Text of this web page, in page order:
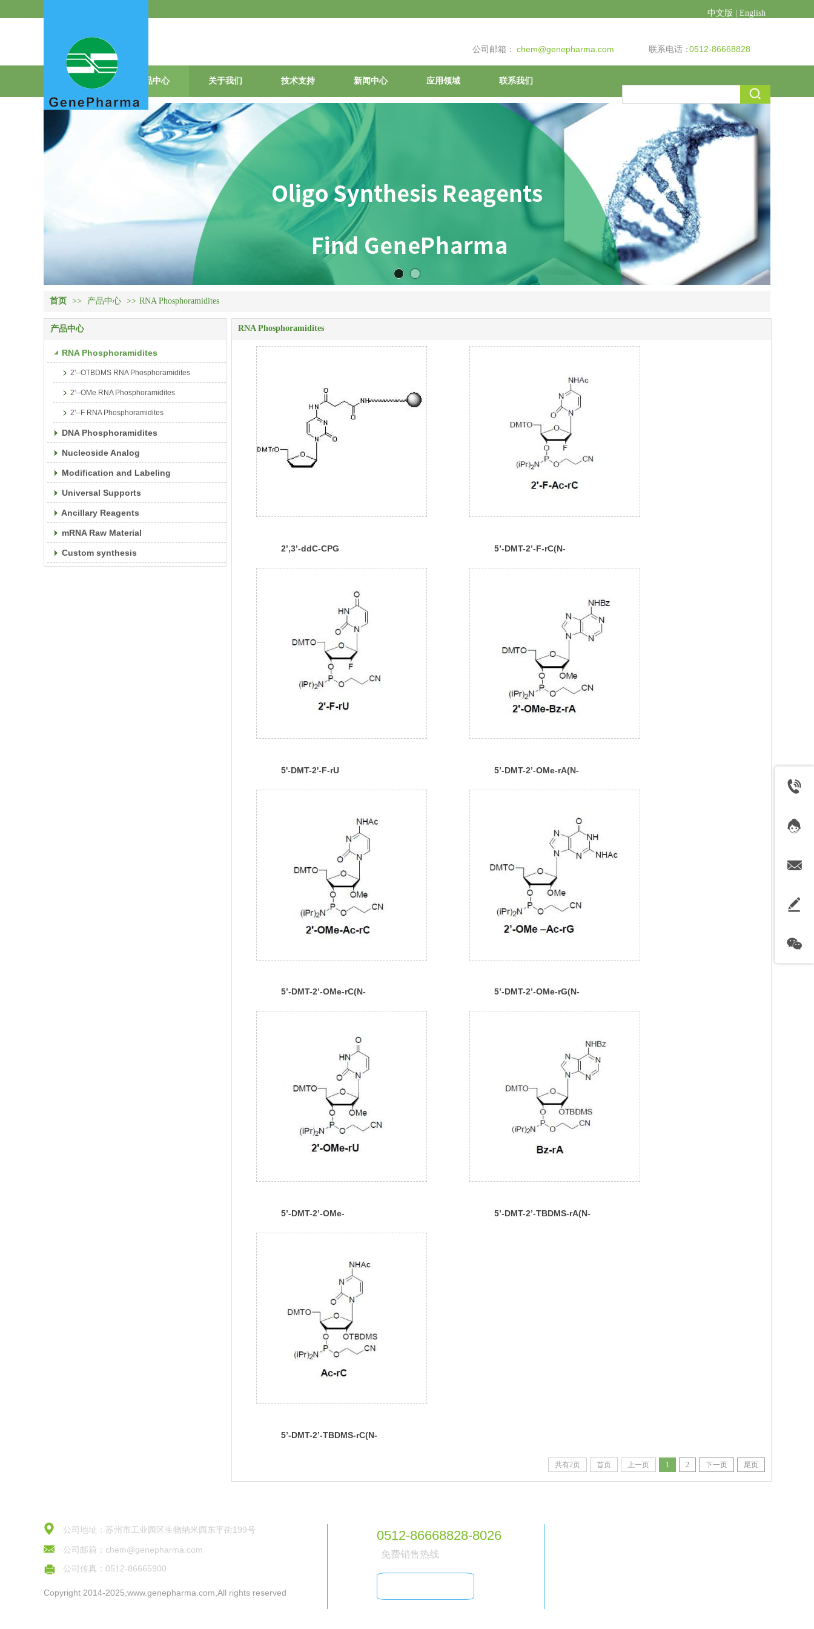
公司邮箱： 0512-86668828
联系电话：
chem@genepharma.com
中文版 English
首页 产品中心 关于我们 技术支持 新闻中心 应用领域 联系我们
首页 >> 产品中心 >> RNA Phosphoramidites
产品中心
RNA Phosphoramidites
2'--OTBDMS RNA Phosphoramidites
2'--OMe RNA Phosphoramidites
2'--F RNA Phosphoramidites
DNA Phosphoramidites
Nucleoside Analog
Modification and Labeling
Universal Supports
Ancillary Reagents
mRNA Raw Material
Custom synthesis
RNA Phosphoramidites
2’,3’-ddC-CPG
5’-DMT-2’-F-rC(N-
5'-DMT-2'-F-rU
5’-DMT-2’-OMe-rA(N-
5’-DMT-2’-OMe-rC(N-
5’-DMT-2’-OMe-rG(N-
5’-DMT-2’-OMe-
5’-DMT-2’-TBDMS-rA(N-
5’-DMT-2’-TBDMS-rC(N-
共有2页 首页 上一页 1 2 下一页 尾页
公司地址：苏州市工业园区生物纳米园东平街199号
公司邮箱：chem@genepharma.com
公司传真：0512-86665900
Copyright 2014-2025,www.genepharma.com,All rights reserved
0512-86668828-8026
免费销售热线